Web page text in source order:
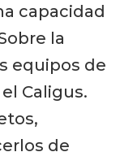
capacidad
la
equipos de
Caligus.
de